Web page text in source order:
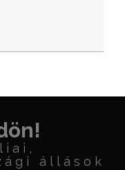
állások